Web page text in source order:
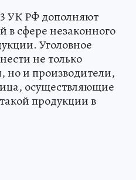
УК РФ дополняют
в сфере незаконного
Уголовное
не только
но и производители,
осуществляющие
продукции в